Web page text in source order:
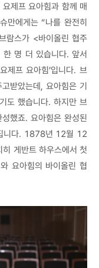
제프 요아힘과 함께 매
만에게는 “나를 완전히
람스가 <바이올린 협주
명 더 있습니다. 앞서
제프 요아힘’입니다. 브
받았는데, 요아힘은 기
도 했습니다. 하지만 브
했죠. 요아힘은 완성된
니다. 1878년 12월 12
게반트 하우스에서 첫
요아힘의 바이올린 협